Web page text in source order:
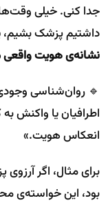
جدا کنی. خیلی
داشتیم پزشک
نشانه‌ی هویت
🔹 روان‌شناسی
اطرافیان یا واکنش
انعکاس هویت.»
برای مثال، اگر
بود، این خواسته‌ی